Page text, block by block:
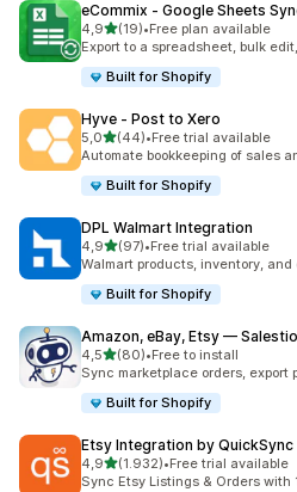
eCommix ‑ Google Sheets
4,95 yıldız üzerinden
(19)
toplam 19 değerlendirme
•Free plan available
Export to a spreadsheet, bulk
Built for Shopify
Hyve ‑ Post to Xero
5,05 yıldız üzerinden
(44)
toplam 44 değerlendirme
•Free trial available
Automate bookkeeping of sales
Built for Shopify
DPL Walmart Integration
4,95 yıldız üzerinden
(97)
toplam 97 değerlendirme
•Free trial available
Walmart products, inventory,
Built for Shopify
Amazon, eBay, Etsy — Salestio
4,55 yıldız üzerinden
(80)
toplam 80 değerlendirme
•Free to install
Sync marketplace orders, export
Built for Shopify
Etsy Integration by QuickSync
4,95 yıldız üzerinden
(1.932)
toplam 1932 değerlendirme
•Free trial available
Sync Etsy Listings & Orders with